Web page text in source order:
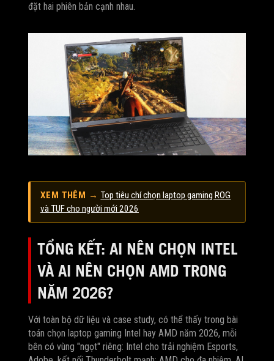
đặt hai phiên bản cạnh nhau.
XEM THÊM → Top tiêu chí chọn laptop gaming ROG
và TUF cho người mới 2026
TỔNG KẾT: AI NÊN CHỌN INTEL
VÀ AI NÊN CHỌN AMD TRONG
NĂM 2026?
Với toàn bộ dữ liệu và case study, có thể thấy trong bài
toán chọn laptop gaming Intel hay AMD năm 2026, mỗi
bên có vùng "ngọt" riêng: Intel cho trải nghiệm Esports,